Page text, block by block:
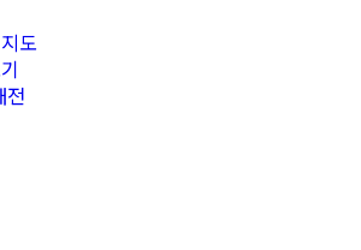
도
전